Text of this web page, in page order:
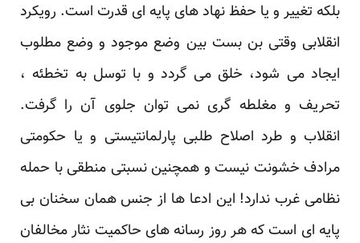
بلکه تغییر و یا حفظ نهاد های پایه ای قدرت است. رویکرد
انقلابی وقتی بن بست بین وضع موجود و وضع مطلوب
ایجاد می شود، خلق می گردد و با توسل به تخطئه ،
تحریف و مغلطه گری نمی توان جلوی آن را گرفت.
انقلاب و طرد اصلاح طلبی پارلمانتیستی و یا حکومتی
مرادف خشونت نیست و همچنین نسبتی منطقی با حمله
نظامی غرب ندارد! این ادعا ها از جنس همان سخنان بی
پایه ای است که هر روز رسانه های حاکمیت نثار مخالفان